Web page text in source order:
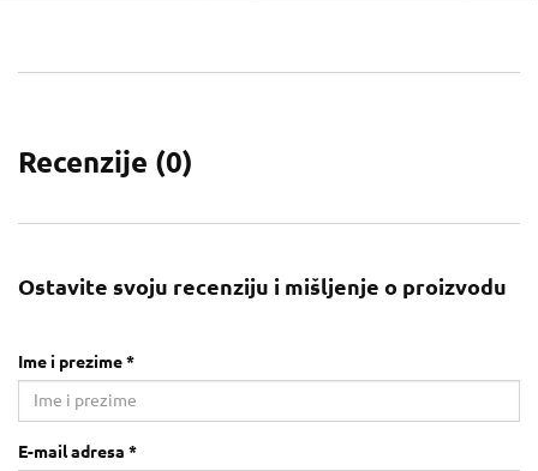
Recenzije (0)
Ostavite svoju recenziju i mišljenje o proizvodu
Ime i prezime *
E-mail adresa *